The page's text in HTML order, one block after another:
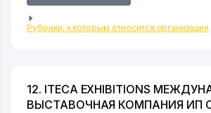
Рубрики, к которым относится организация
12. ITECA EXHIBITIONS
ВЫСТАВОЧНАЯ КОМПАНИЯ ИП